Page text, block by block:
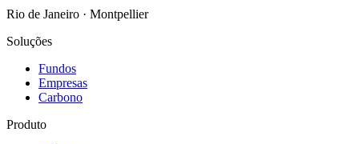
Rio de Janeiro · Montpellier
Soluções
Fundos
Empresas
Carbono
Produto